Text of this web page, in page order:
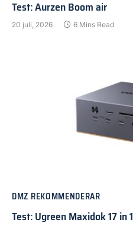
Test: Aurzen Boom air
20 juli, 2026 6 Mins Read
DMZ REKOMMENDERAR
Test: Ugreen Maxidok 17 in 1